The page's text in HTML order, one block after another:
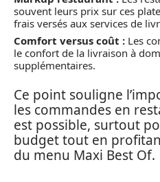
souvent leurs prix sur ces
frais versés aux services de
Comfort versus coût : Les
le confort de la livraison à
supplémentaires.
Ce point souligne
les commandes en
est possible, surtout
budget tout en
du menu Maxi Best Of.